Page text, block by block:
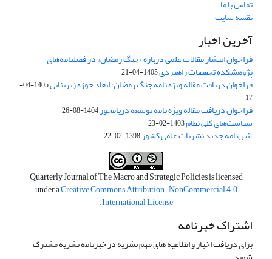
تماس با ما
نقشه سایت
آخرین اخبار
فراخوان انتشار مقالات علمی درباره «جنگ رمضان» در فصلنامه‌های
پژوهشکده تحقیقات راهبردی1405-04-21
فراخوان دریافت مقاله ویژه نامه جنگ رمضان؛ ابعاد حوزه زیربنایی
1405-04-
17
فراخوان دریافت مقاله ویژه نامه توسعه دریامحور1404-08-26
سیاست‌های کلی نظام1403-02-23
آئین‌نامه جدید نشریات علمی کشور1398-02-22
Quarterly Journal of The Macro and Strategic Policies is licensed
under aCreative Commons Attribution-NonCommercial 4.0
International License
.
اشتراک خبرنامه
برای دریافت اخبار و اطلاعیه های مهم نشریه در خبرنامه نشریه مشترک